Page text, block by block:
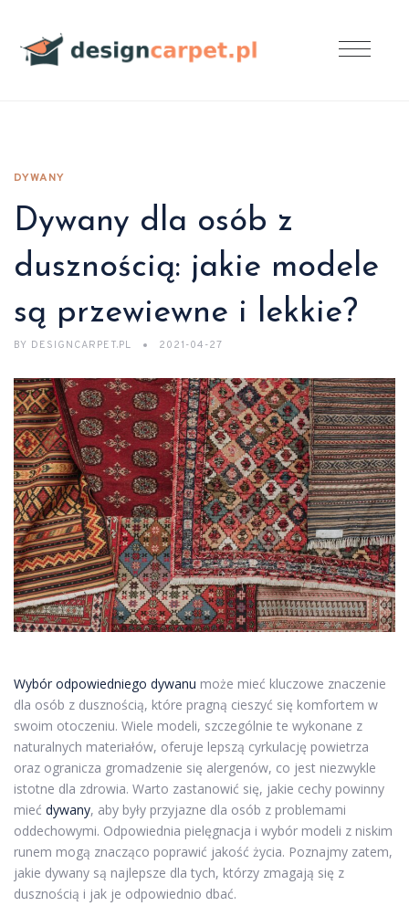
DYWANY
Dywany dla osób z
dusznością: jakie modele
są przewiewne i lekkie?
BY DESIGNCARPET.PL 2021-04-27
Wybór odpowiedniego dywanu może mieć kluczowe znaczenie
dla osób z dusznością, które pragną cieszyć się komfortem w
swoim otoczeniu. Wiele modeli, szczególnie te wykonane z
naturalnych materiałów, oferuje lepszą cyrkulację powietrza
oraz ogranicza gromadzenie się alergenów, co jest niezwykle
istotne dla zdrowia. Warto zastanowić się, jakie cechy powinny
mieć dywany, aby były przyjazne dla osób z problemami
oddechowymi. Odpowiednia pielęgnacja i wybór modeli z niskim
runem mogą znacząco poprawić jakość życia. Poznajmy zatem,
jakie dywany są najlepsze dla tych, którzy zmagają się z
dusznością i jak je odpowiednio dbać.